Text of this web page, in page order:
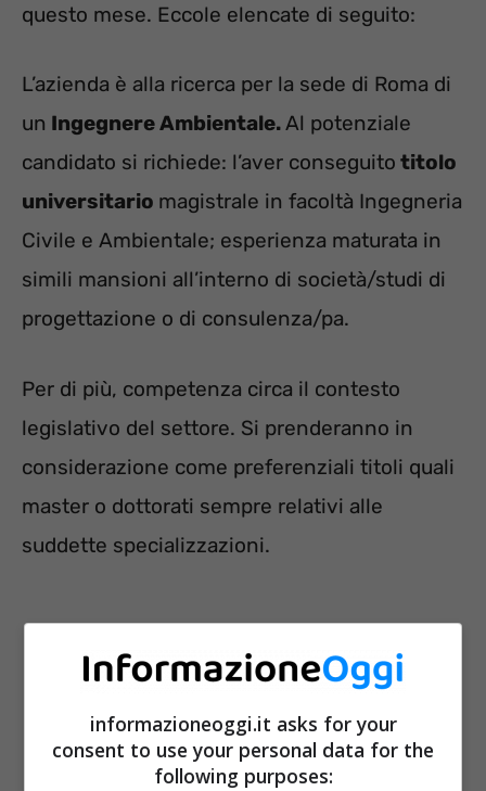
questo mese. Eccole elencate di seguito:
L’azienda è alla ricerca per la sede di Roma di
un Ingegnere Ambientale.Al potenziale
candidato si richiede: l’aver conseguito titolo
universitario magistrale in facoltà Ingegneria
Civile e Ambientale; esperienza maturata in
simili mansioni all’interno di società/studi di
progettazione o di consulenza/pa.
Per di più, competenza circa il contesto
legislativo del settore. Si prenderanno in
considerazione come preferenziali titoli quali
master o dottorati sempre relativi alle
suddette specializzazioni.
informazioneoggi.it asks for your
consent to use your personal data for the
following purposes: